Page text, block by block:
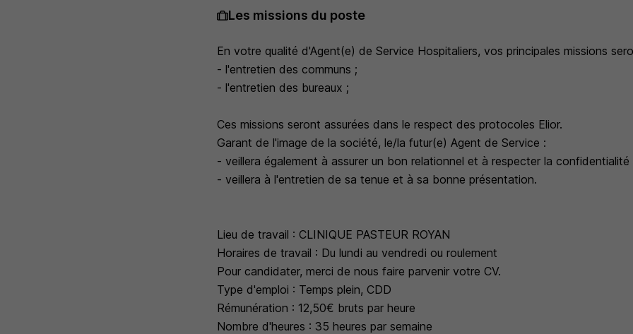
Les missions du poste
En votre qualité d'Agent(e) de Service Hospitaliers, vos principales missions
- l'entretien des communs ;
- l'entretien des bureaux ;
Ces missions seront assurées dans le respect des protocoles Elior.
Garant de l'image de la société, le/la futur(e) Agent de Service :
- veillera également à assurer un bon relationnel et à respecter la
- veillera à l'entretien de sa tenue et à sa bonne présentation.
Lieu de travail : CLINIQUE PASTEUR ROYAN
Horaires de travail : Du lundi au vendredi ou roulement
Pour candidater, merci de nous faire parvenir votre CV.
Type d'emploi : Temps plein, CDD
Rémunération : 12,50€ bruts par heure
Nombre d'heures : 35 heures par semaine